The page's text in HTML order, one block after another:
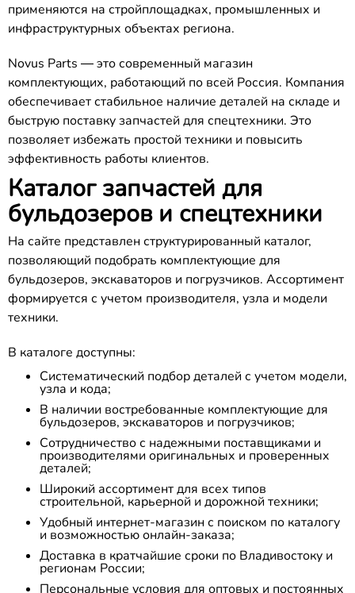
применяются на стройплощадках, промышленных и
инфраструктурных объектах региона.
Novus Parts — это современный магазин
комплектующих, работающий по всей Россия. Компания
обеспечивает стабильное наличие деталей на складе и
быструю поставку запчастей для спецтехники. Это
позволяет избежать простой техники и повысить
эффективность работы клиентов.
Каталог запчастей для
бульдозеров и спецтехники
На сайте представлен структурированный каталог,
позволяющий подобрать комплектующие для
бульдозеров, экскаваторов и погрузчиков. Ассортимент
формируется с учетом производителя, узла и модели
техники.
В каталоге доступны:
Систематический подбор деталей с учетом модели,
узла и кода;
В наличии востребованные комплектующие для
бульдозеров, экскаваторов и погрузчиков;
Сотрудничество с надежными поставщиками и
производителями оригинальных и проверенных
деталей;
Широкий ассортимент для всех типов
строительной, карьерной и дорожной техники;
Удобный интернет-магазин с поиском по каталогу
и возможностью онлайн-заказа;
Доставка в кратчайшие сроки по Владивостоку и
регионам России;
Персональные условия для оптовых и постоянных